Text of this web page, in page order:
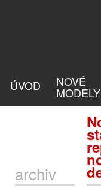
ÚVOD NOVÉ
MODELY
archiv